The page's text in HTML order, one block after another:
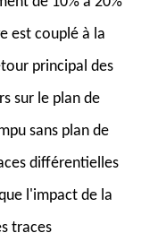
est couplé à la
principal des
sur le plan de
sans plan de
différentielles
l'impact de la
traces